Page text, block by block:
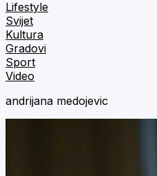
Lifestyle
Svijet
Kultura
Gradovi
Sport
Video
andrijana medojevic